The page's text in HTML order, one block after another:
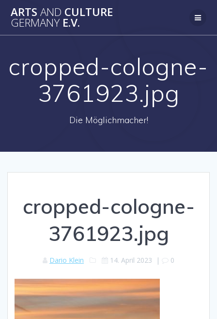
Inhalt
ARTS AND CULTURE
GERMANY E.V.
cropped-cologne-
3761923.jpg
Die Möglichmacher!
cropped-cologne-
3761923.jpg
Dario Klein 14. April 2023 | 0